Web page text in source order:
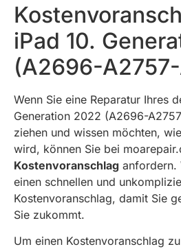
iPad 10.
(A2696-
Wenn Sie eine Reparatur Ihres
Generation 2022 (A2696-
ziehen und wissen möchten,
wird, können Sie bei
Kostenvoranschlag anfordern.
einen schnellen und
Kostenvoranschlag, damit Sie
Sie zukommt.
Um einen Kostenvoranschlag